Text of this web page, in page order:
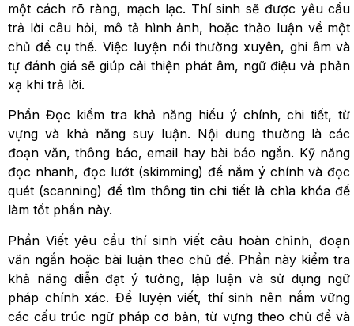
một cách rõ ràng, mạch lạc. Thí sinh sẽ được yêu cầu
trả lời câu hỏi, mô tả hình ảnh, hoặc thảo luận về một
chủ đề cụ thể. Việc luyện nói thường xuyên, ghi âm và
tự đánh giá sẽ giúp cải thiện phát âm, ngữ điệu và phản
xạ khi trả lời.
Phần Đọc kiểm tra khả năng hiểu ý chính, chi tiết, từ
vựng và khả năng suy luận. Nội dung thường là các
đoạn văn, thông báo, email hay bài báo ngắn. Kỹ năng
đọc nhanh, đọc lướt (skimming) để nắm ý chính và đọc
quét (scanning) để tìm thông tin chi tiết là chìa khóa để
làm tốt phần này.
Phần Viết yêu cầu thí sinh viết câu hoàn chỉnh, đoạn
văn ngắn hoặc bài luận theo chủ đề. Phần này kiểm tra
khả năng diễn đạt ý tưởng, lập luận và sử dụng ngữ
pháp chính xác. Để luyện viết, thí sinh nên nắm vững
các cấu trúc ngữ pháp cơ bản, từ vựng theo chủ đề và